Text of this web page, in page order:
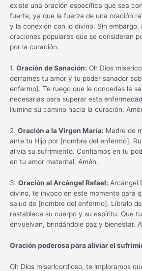
existe una oración específica que sea
fuerte, ya que la fuerza de una oración
y la conexión con lo divino. Sin embargo,
oraciones populares que se consideran
por la curación:
1. Oración de Sanación: Oh Dios
derrames tu amor y tu poder sanador
enfermo]. Te ruego que le concedas la
necesarias para superar esta
ilumine su camino hacia la curación.
2. Oración a la Virgen María: Madre de
ante tu Hijo por [nombre del enfermo].
alivia su sufrimiento. Confiamos en tu
en tu amor maternal. Amén.
3. Oración al Arcángel Rafael: Arcángel
divino, te invoco en este momento para
salud de [nombre del enfermo]. Líbralo
restablece su cuerpo y su espíritu. Que
envuelvan, brindándole paz y bienestar.
Oración poderosa para aliviar el
Oh Dios misericordioso, te imploramos